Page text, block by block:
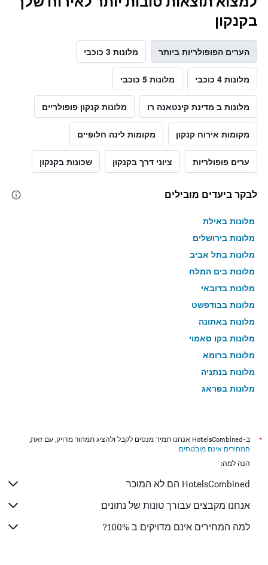
בקנקון
הערים הפופולריות ביותר מלונות 3 כוכבי
מלונות 4 כוכבי מלונות 5 כוכבי
מלונות ב מדינת קינטאנה רו מלונות קנקון פופולריים
מקומות אירוח קנקון מקומות לינה חלופיים
ערים פופולריות ציוני דרך בקנקון שכונות בקנקון
לבקר ביעדים מובילים
מלונות באילת
מלונות בירושלים
מלונות בתל אביב
מלונות בים המלח
מלונות בדובאי
מלונות בבודפשט
מלונות באתונה
מלונות בקו סאמוי
מלונות ברומא
מלונות בנתניה
מלונות בפראג
מלונות בניו יורק
מלונות בבנגקוק
מלונות בבוקרשט
מלונות בפאפוס
מלונות בלימסול
*
ב-HotelsCombined אנחנו תמיד מנסים לקבל ולהציג תמחור מדויק, עם זאת,
המחירים אינם מובטחים.
הנה למה:
HotelsCombined הם לא המוכר
אנחנו מקבצים עבורך טונות של נתונים
למה המחירים אינם מדויקים ב 100%?